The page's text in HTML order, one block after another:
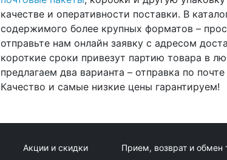
качестве и оперативности поставки. В
содержимого более крупных форматов –
отправьте нам онлайн заявку с адресом
короткие сроки привезут партию товара в
предлагаем два варианта – отправка по
Качество и самые низкие цены гарантируем!
Акции и скидки Прием, возврат и обмен